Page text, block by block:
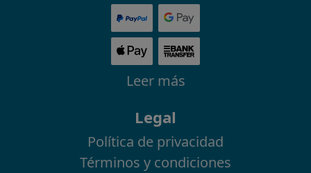
Leer más
Legal
Política de privacidad
Términos y condiciones